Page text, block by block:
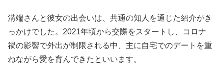
溝端さんと彼女の出会いは、共通の知人を通じた紹介がき
っかけでした。2021年頃から交際をスタートし、コロナ
禍の影響で外出が制限される中、主に自宅でのデートを重
ねながら愛を育んできたといいます。